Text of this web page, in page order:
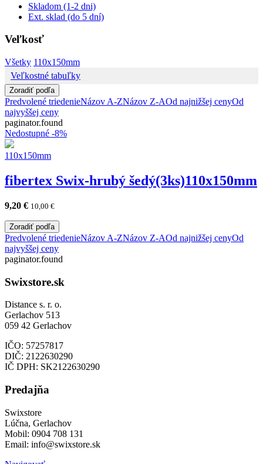
Skladom (1-2 dni)
Ext. sklad (do 5 dní)
Veľkosť
Všetky 110x150mm
Veľkostné tabuľky
Zoradiť podľa
Predvolené triedenieNázov A-ZNázov Z-AOd najnižšej cenyOd
najvyššej ceny
paginator.found
Nedostupné -8%
110x150mm
fibertex Swix-hrubý šedý(3ks)110x150mm
9,20 € 10,00 €
Zoradiť podľa
Predvolené triedenieNázov A-ZNázov Z-AOd najnižšej cenyOd
najvyššej ceny
paginator.found
Swixstore.sk
Distance s. r. o.
Gerlachov 513
059 42 Gerlachov
IČO: 57257817
DIČ: 2122630290
IČ DPH: SK2122630290
Predajňa
Swixstore
Lúčna, Gerlachov
Mobil: 0904 708 131
Email: info@swixstore.sk